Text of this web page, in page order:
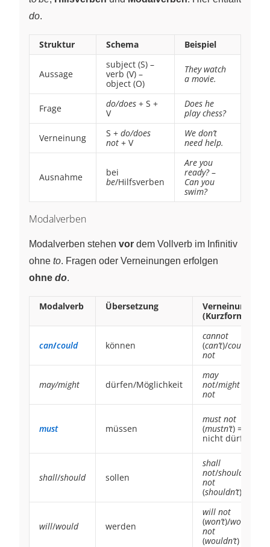
do.
Struktur Schema Beispiel
Aussage
subject (S) –
verb (V) –
object (O)
They watch
a movie.
Frage do/does + S +
V
Does he
play chess?
Verneinung S + do/does
not + V
We don’t
need help.
Ausnahme
bei
be/Hilfsverben
Are you
ready?–
Can you
swim?
Modalverben
Modalverben stehen vor dem Vollverb im Infinitiv
ohne to. Fragen oder Verneinungen erfolgen
ohne do.
Modalverb Übersetzung
Verneinung
(Kurzform)
can/could können
cannot
(can’t)/could
not
may/might dürfen/Möglichkeit
may
not/might
not
must müssen
must not
(mustn’t) =
nicht dürfen
shall/should sollen
shall
not/should
not
(shouldn’t)
will/would werden
will not
(won’t)/would
not
(wouldn’t)